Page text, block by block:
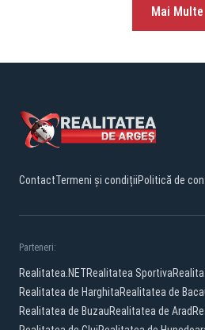
Mai Multe
ContactTermeni și condițiiPolitică de
Parteneri:
Realitatea.NETRealitatea Sportiva
Realitatea de HarghitaRealitatea de
Realitatea de BuzauRealitatea de Arad